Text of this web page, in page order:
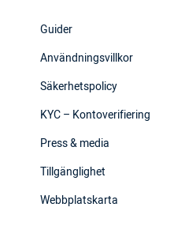
Guider
Användningsvillkor
Säkerhetspolicy
KYC – Kontoverifiering
Press & media
Tillgänglighet
Webbplatskarta